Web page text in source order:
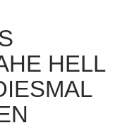
HELL